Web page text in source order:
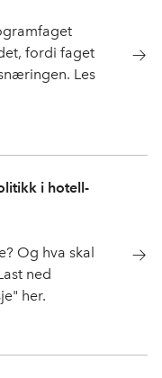
fordi faget
Les
i hotell-
Og hva skal
ned
her.